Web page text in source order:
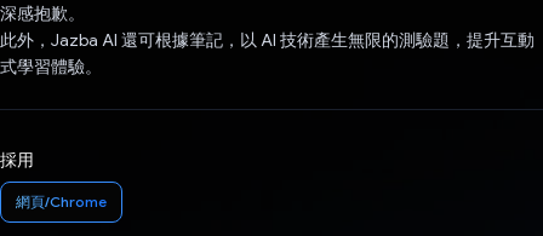
深感抱歉。
此外，Jazba AI 還可根據筆記，以 AI 技術產生無限的測驗題，提升互動
式學習體驗。
採用
網頁/Chrome